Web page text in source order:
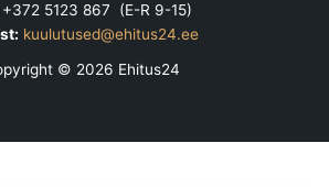
+372 5123 867 (E-R 9-15)
kuulutused@ehitus24.ee
© 2026 Ehitus24